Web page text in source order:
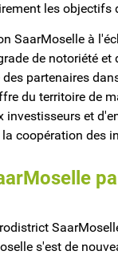
les
SaarMoselle à
de notoriété
partenaires
du territoire de
investisseurs et
coopération des
s'est de